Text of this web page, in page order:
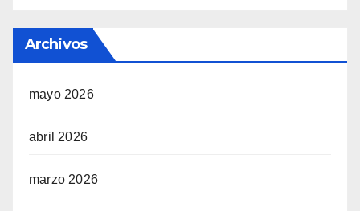
Archivos
mayo 2026
abril 2026
marzo 2026